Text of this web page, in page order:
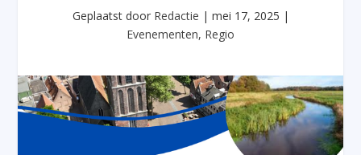
Geplaatst door Redactie | mei 17, 2025 |
Evenementen, Regio